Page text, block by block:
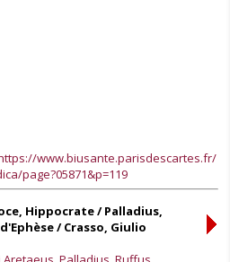
www.biusante.parisdescartes.fr/
page?05871&p=119
Hippocrate / Palladius,
/ Crasso, Giulio